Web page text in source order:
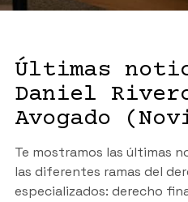
Últimas
Daniel
Avogado
Te mostramos las últimas
las diferentes ramas del
especializados: derecho